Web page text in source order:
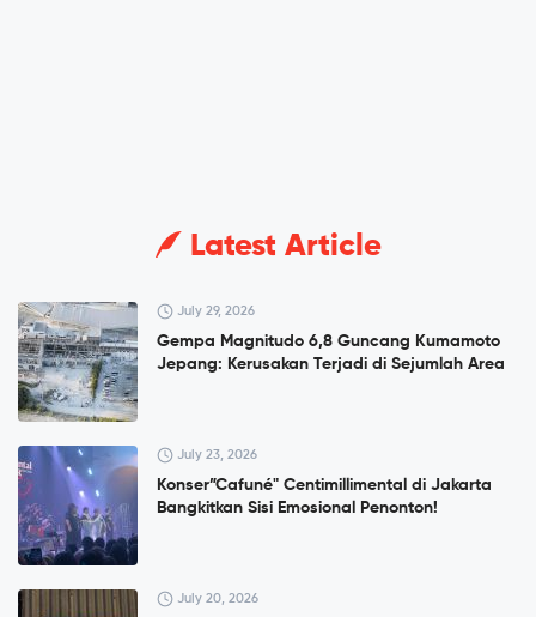
Latest Article
July 29, 2026
Gempa Magnitudo 6,8 Guncang Kumamoto
Jepang: Kerusakan Terjadi di Sejumlah Area
July 23, 2026
Konser”Cafuné" Centimillimental di Jakarta
Bangkitkan Sisi Emosional Penonton!
July 20, 2026